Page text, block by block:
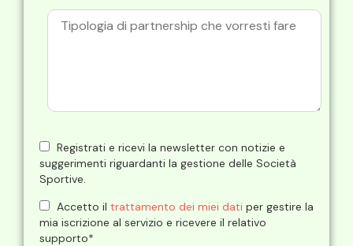
Registrati e ricevi la newsletter con notizie e
suggerimenti riguardanti la gestione delle Società
Sportive.
Accetto il trattamento dei miei dati per gestire la
mia iscrizione al servizio e ricevere il relativo
supporto*